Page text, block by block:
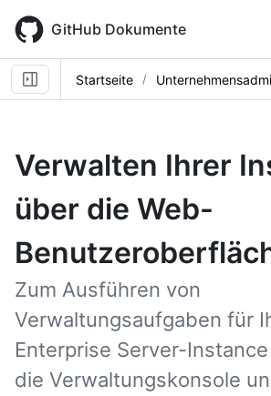
main
content
GitHub Dokumente
Startseite
Verwalten Ihrer
über die Web-
Zum Ausführen von
Verwaltungsaufgaben für
Enterprise Server-
die Verwaltungskonsole